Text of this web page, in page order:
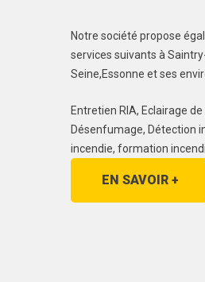
Notre société propose
services suivants à
Seine,Essonne et ses
Entretien RIA, Eclairage
Désenfumage, Détection
incendie, formation
EN SAVOIR +